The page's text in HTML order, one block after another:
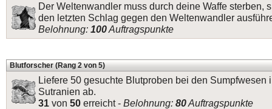
Der Weltenwandler muss durch deine Waffe sterben,
den letzten Schlag gegen den Weltenwandler
Belohnung: 100Auftragspunkte
Blutforscher (Rang 2 von 5)
Liefere 50 gesuchte Blutproben bei den Sumpfwesen
Sutranien ab.
31 von 50 erreicht - Belohnung: 80Auftragspunkte